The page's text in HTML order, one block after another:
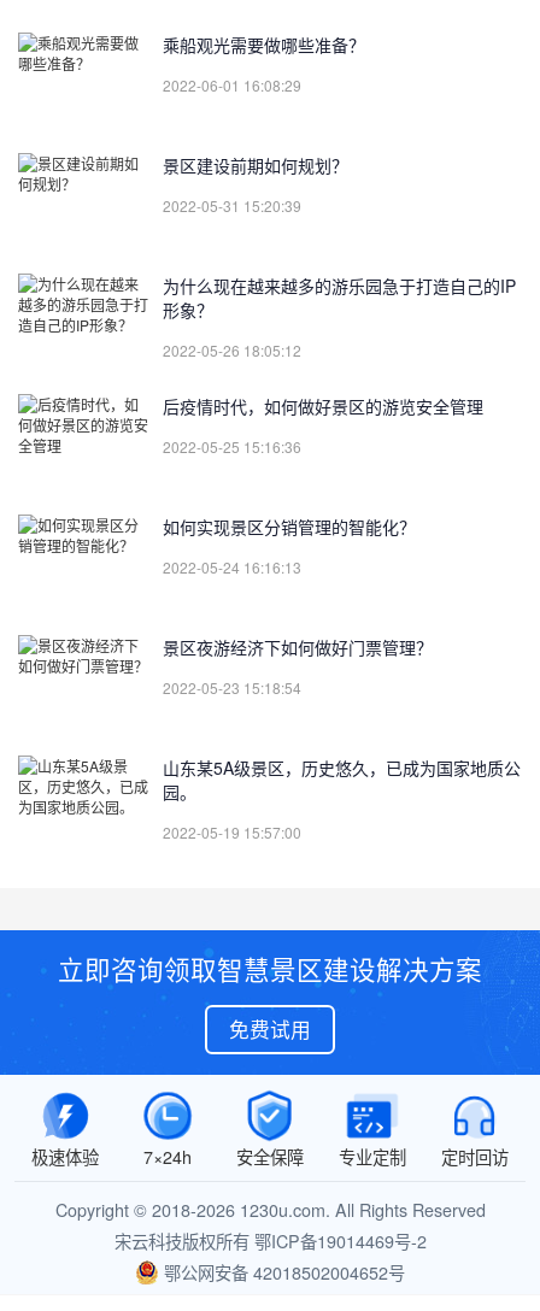
乘船观光需要做哪些准备？
2022-06-01 16:08:29
景区建设前期如何规划？
2022-05-31 15:20:39
为什么现在越来越多的游乐园急于打造自己的IP
形象？
2022-05-26 18:05:12
后疫情时代，如何做好景区的游览安全管理
2022-05-25 15:16:36
如何实现景区分销管理的智能化？
2022-05-24 16:16:13
景区夜游经济下如何做好门票管理？
2022-05-23 15:18:54
山东某5A级景区，历史悠久，已成为国家地质公
园。
2022-05-19 15:57:00
立即咨询领取智慧景区建设解决方案
免费试用
极速体验 7×24h 安全保障 专业定制 定时回访
Copyright © 2018-2026 1230u.com. All Rights Reserved
宋云科技版权所有 鄂ICP备19014469号-2
鄂公网安备 42018502004652号